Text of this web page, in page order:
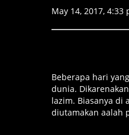
May 14, 2017, 4:33
Beberapa hari
dunia.
lazim. Biasanya di
diutamakan aalah